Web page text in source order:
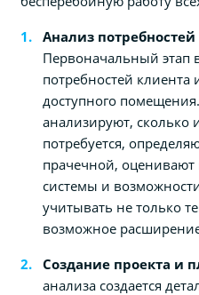
Анализ
Первоначальный этап
потребностей клиента
доступного
анализируют, сколько
потребуется,
прачечной,
системы и
учитывать не только
возможное
Создание проекта и
анализа создается